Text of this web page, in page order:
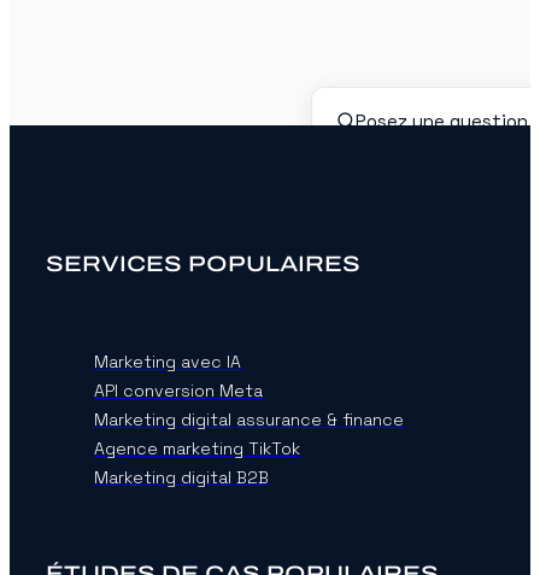
SERVICES POPULAIRES
Marketing avec IA
API conversion Meta
Marketing digital assurance & finance
Agence marketing TikTok
Marketing digital B2B